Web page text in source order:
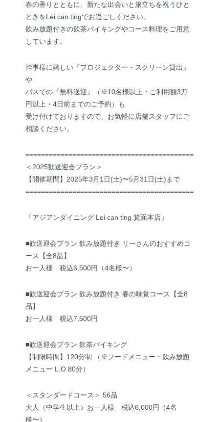
春の香りとともに、新たな出会いと旅立ちを祝うひと
ときをLei can tingでお過ごしください。
飲み放題付きの飲茶バイキングやコース料理をご用意
しています。
幹事様に嬉しい『プロジェクター・スクリーン貸出』
や
バスでの『無料送迎』（※10名様以上・ご利用額3万
円以上・4日前までのご予約）も
受け付けておりますので、お気軽に店舗スタッフにご
相談ください。
===========================================
＜2025歓送迎会プラン＞
【開催期間】2025年3月1日(土)〜5月31日(土)まで
===========================================
「アジアンダイニング Lei can ting 箕面本店」
■歓送迎会プラン 飲み放題付き リーさんのおすすめコ
ース【全8品】
お一人様 税込6,500円（4名様〜）
■歓送迎会プラン 飲み放題付き 春の味覚コース【全8
品】
お一人様 税込7,500円
■歓送迎会プラン 飲茶バイキング
【制限時間】120分制 （※フードメニュー・飲み放題
メニュー L.O.80分）
＜スタンダードコース＞ 56品
大人（中学生以上）お一人様 税込6,000円（4名
様〜）